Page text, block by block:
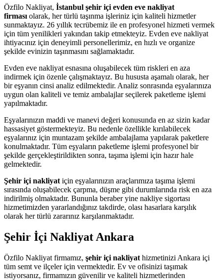
Özfilo Nakliyat, İstanbul şehir içi evden eve nakliyat
firması olarak, her türlü taşınma işleriniz için kaliteli hizmetler
sunmaktayız. 26 yıllık tecrübemiz ile en profesyonel hizmeti vermek
için tüm yenilikleri yakından takip etmekteyiz. Evden eve nakliyat
ihtiyacınız için deneyimli personellerimiz, en hızlı ve organize
şekilde evinizin taşınmasını sağlamaktadır.
Evden eve nakliyat esnasına oluşabilecek tüm riskleri en aza
indirmek için özenle çalışmaktayız. Bu hususta aşamalı olarak, her
bir eşyanın cinsi analiz edilmektedir. Analiz sonrasında eşyalarınıza
uygun olan kaliteli ve temiz ambalajlar seçilerek paketleme işlemi
yapılmaktadır.
Eşyalarınızın maddi ve manevi değeri konusunda en az sizin kadar
hassasiyet göstermekteyiz. Bu nedenle özellikle kırılabilecek
eşyalarınız için muntazam şekilde ambalajlama yapılarak paketlere
konulmaktadır. Tüm eşyaların paketleme işlemi profesyonel bir
şekilde gerçekleştirildikten sonra, taşıma işlemi için hazır hale
gelmektedir.
Şehir içi nakliyat için eşyalarınızın araçlarımıza taşıma işlemi
sırasında oluşabilecek çarpma, düşme gibi durumlarında risk en aza
indirilmiş olmaktadır. Bununla beraber yine nakliye sigortası
hizmetimizden yararlandığınız takdirde, olası hasarlara karşılık
olarak her türlü zararınız karşılanmaktadır.
Şehir İçi Nakliyat Ankara
Özfilo Nakliyat firmamız, şehir içi nakliyat hizmetinizi Ankara içi
tüm semt ve ilçeler için vermektedir. Ev ve ofisinizi taşımak
istiyorsanız, firmamızın güvenilir ve kaliteli hizmetlerinden